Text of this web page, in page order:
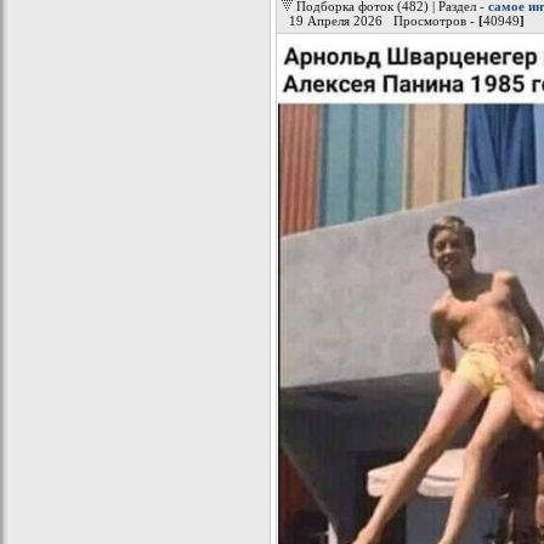
Подборка фоток (482) | Раздел - самое
19 Апреля 2026 Просмотров - [40949]